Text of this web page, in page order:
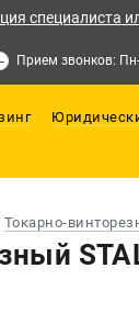
специалиста
Прием звонков:
Токарно-